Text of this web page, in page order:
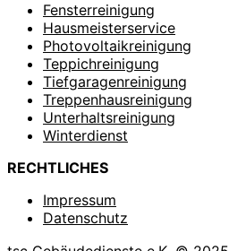
Fensterreinigung
Hausmeisterservice
Photovoltaikreinigung
Teppichreinigung
Tiefgaragenreinigung
Treppenhausreinigung
Unterhaltsreinigung
Winterdienst
RECHTLICHES
Impressum
Datenschutz